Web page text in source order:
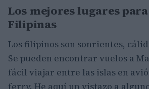
Los mejores lugares
Filipinas
Los filipinos son sonrientes,
Se pueden encontrar vuelos a
fácil viajar entre las islas en
ferry. He aquí un vistazo a